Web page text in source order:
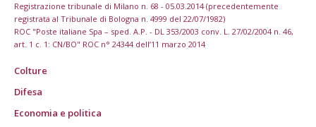
Registrazione tribunale di Milano n. 68 - 05.03.2014 (precedentemente
registrata al Tribunale di Bologna n. 4999 del 22/07/1982)
ROC "Poste italiane Spa – sped. A.P. - DL 353/2003 conv. L. 27/02/2004 n. 46,
art. 1 c. 1: CN/BO" ROC n° 24344 dell’11 marzo 2014
Colture
Difesa
Economia e politica